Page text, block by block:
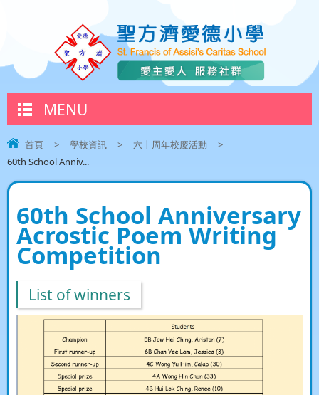
MENU
首頁 > 學校資訊 > 六十周年校慶活動
>
60th School Anniv...
60th School Anniversary
Acrostic Poem Writing
Competition
List of winners